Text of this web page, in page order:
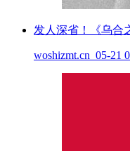
发人深省！《乌合
woshizmt.cn 05-21